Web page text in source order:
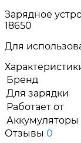
Зарядное
18650
Для
Бренд
Для зарядки
Работает от
Аккумуляторы
Отзывы 0